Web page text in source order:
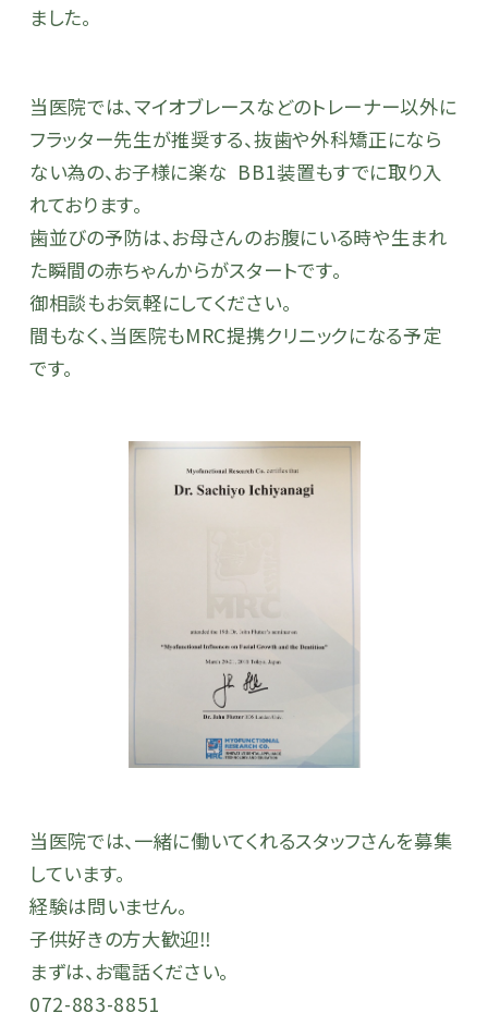
ました。
当医院では、マイオブレースなどのトレーナー以外に
フラッター先生が推奨する、抜歯や外科矯正になら
ない為の、お子様に楽な BB1装置もすでに取り入
れております。
歯並びの予防は、お母さんのお腹にいる時や生まれ
た瞬間の赤ちゃんからがスタートです。
御相談もお気軽にしてください。
間もなく、当医院もMRC提携クリニックになる予定
です。
当医院では、 一緒に働いてくれるスタッフさんを募集
しています。
経験は問いません。
子供好きの方大歓迎‼︎
まずは、お電話ください。
072-883-8851